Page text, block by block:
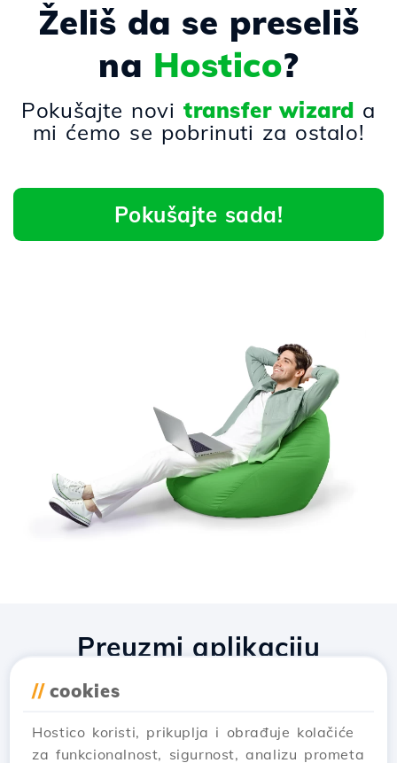
Želiš da se preseliš
na Hostico?
Pokušajte novitransfer wizard a
mi ćemo se pobrinuti za ostalo!
Pokušajte sada!
// cookies
Hostico koristi, prikuplja i obrađuje kolačiće
za funkcionalnost, sigurnost, analizu prometa
Preuzmi aplikaciju